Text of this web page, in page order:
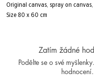
Original canvas, spray on
Size 80 x 60 cm
Zatím žádné
Podělte se o své
hodnocení.